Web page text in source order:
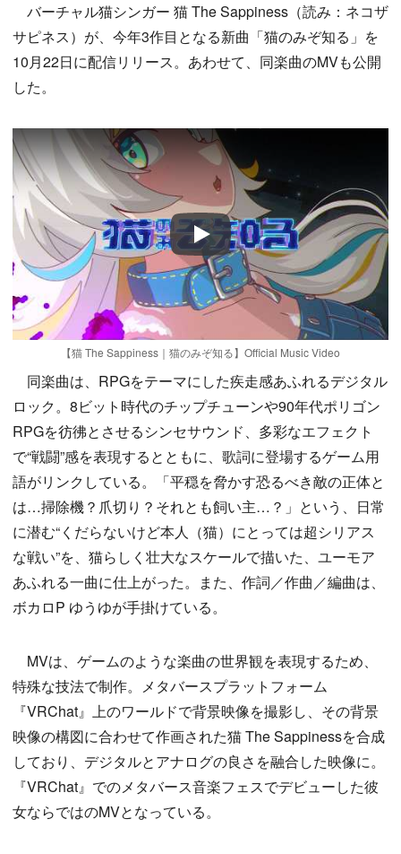
バーチャル猫シンガー 猫 The Sappiness（読み：ネコザ
サピネス）が、今年3作目となる新曲「猫のみぞ知る」を
10月22日に配信リリース。あわせて、同楽曲のMVも公開
した。
Play
【猫 The Sappiness｜猫のみぞ知る】Official Music Video
同楽曲は、RPGをテーマにした疾走感あふれるデジタル
ロック。8ビット時代のチップチューンや90年代ポリゴン
RPGを彷彿とさせるシンセサウンド、多彩なエフェクト
で“戦闘”感を表現するとともに、歌詞に登場するゲーム用
語がリンクしている。「平穏を脅かす恐るべき敵の正体と
は…掃除機？爪切り？それとも飼い主…？」という、日常
に潜む“くだらないけど本人（猫）にとっては超シリアス
な戦い”を、猫らしく壮大なスケールで描いた、ユーモア
あふれる一曲に仕上がった。また、作詞／作曲／編曲は、
ボカロP ゆうゆが手掛けている。
MVは、ゲームのような楽曲の世界観を表現するため、
特殊な技法で制作。メタバースプラットフォーム
『VRChat』上のワールドで背景映像を撮影し、その背景
映像の構図に合わせて作画された猫 The Sappinessを合成
しており、デジタルとアナログの良さを融合した映像に。
『VRChat』でのメタバース音楽フェスでデビューした彼
女ならではのMVとなっている。